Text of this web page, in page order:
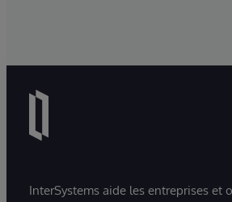
InterSystems aide les entreprises et